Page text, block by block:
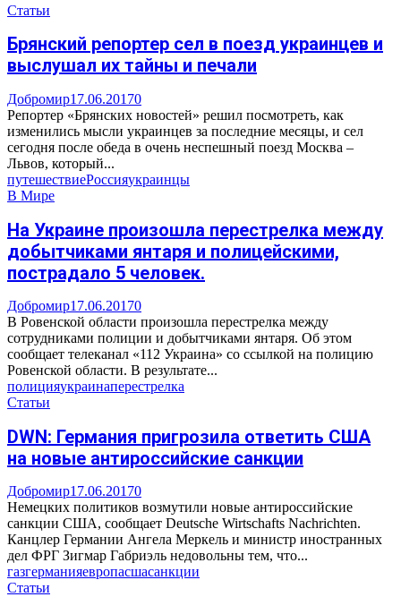
Статьи
Брянский репортер сел в поезд украинцев и
выслушал их тайны и печали
Добромир17.06.20170
Репортер «Брянских новостей» решил посмотреть, как
изменились мысли украинцев за последние месяцы, и сел
сегодня после обеда в очень неспешный поезд Москва –
Львов, который...
путешествиеРоссияукраинцы
В Мире
На Украине произошла перестрелка между
добытчиками янтаря и полицейскими,
пострадало 5 человек.
Добромир17.06.20170
В Ровенской области произошла перестрелка между
сотрудниками полиции и добытчиками янтаря. Об этом
сообщает телеканал «112 Украина» со ссылкой на полицию
Ровенской области. В результате...
полицияукраинаперестрелка
Статьи
DWN: Германия пригрозила ответить США
на новые антироссийские санкции
Добромир17.06.20170
Немецких политиков возмутили новые антироссийские
санкции США, сообщает Deutsche Wirtschafts Nachrichten.
Канцлер Германии Ангела Меркель и министр иностранных
дел ФРГ Зигмар Габриэль недовольны тем, что...
газгерманияевропасшасанкции
Статьи